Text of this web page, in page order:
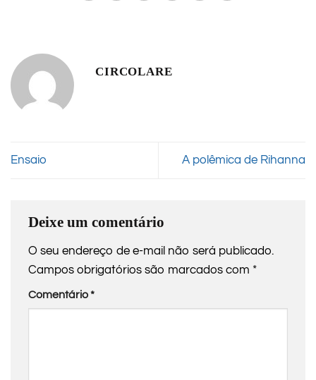
CIRCOLARE
Ensaio A polêmica de Rihanna
Deixe um comentário
O seu endereço de e-mail não será publicado.
Campos obrigatórios são marcados com *
Comentário*